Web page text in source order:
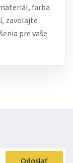
farba
zavolajte
pre vaše